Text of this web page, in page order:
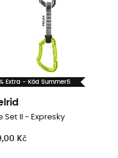
Extra - Kód Summer5
Set II - Expresky
Kč